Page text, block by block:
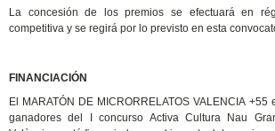
La concesión de los premios se efectuará en
competitiva y se regirá por lo previsto en esta
FINANCIACIÓN
El MARATÓN DE MICRORRELATOS VALENCIA
ganadores del I concurso Activa Cultura Nau